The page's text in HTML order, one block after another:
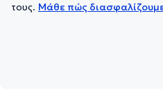
τους. Μάθε πώς